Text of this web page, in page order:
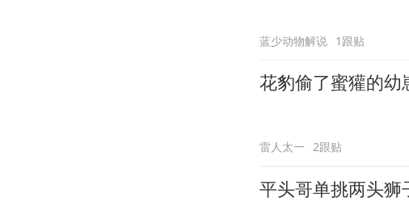
蓝少动物解说 1跟贴
花豹偷了蜜獾的幼
雷人太一 2跟贴
平头哥单挑两头狮